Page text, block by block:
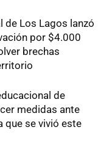
de Los Lagos lanzó
por $4.000
brechas
de
medidas ante
que se vivió este